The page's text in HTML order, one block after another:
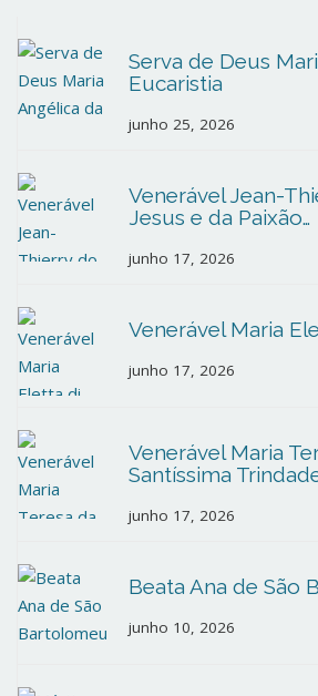
Serva de Deus
Eucaristia
junho 25, 2026
Venerável Jean-
Jesus e da Paixão…
junho 17, 2026
Venerável Maria
junho 17, 2026
Venerável Maria
Santíssima
junho 17, 2026
Beata Ana de São
junho 10, 2026